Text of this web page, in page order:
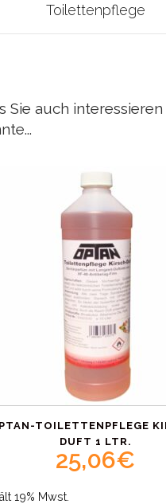
Toilettenpflege
Sie auch interessieren
TOILETTENPFLEGE
DUFT 1 LTR.
25,06€
19% Mwst.